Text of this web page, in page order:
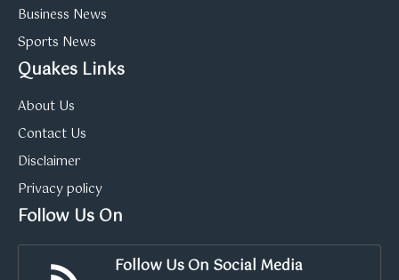
Business News
Sports News
Quakes Links
About Us
Contact Us
Disclaimer
Privacy policy
Follow Us On
Follow Us On Social Media